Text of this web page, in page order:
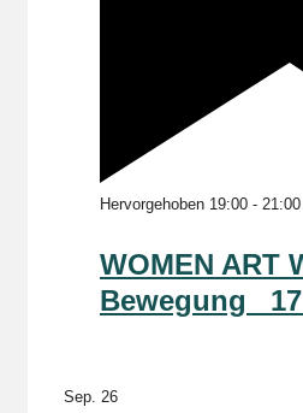
Hervorgehoben 19:00 - 21:00
WOMEN ART
Bewegung
Sep. 26